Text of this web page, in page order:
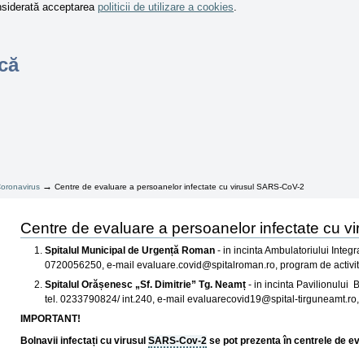
acceptarea politicii de utilizare a cookies.
→Centre de evaluare a persoanelor infectate cu virusul SARS-CoV-2
Centre de evaluare a persoanelor infectate cu
Spitalul Municipal de Urgență Roman - in incinta Ambulatoriului
0720056250, e-mail evaluare.covid@spitalroman.ro, program de
Spitalul Orășenesc „Sf. Dimitrie” Tg. Neamț - in incinta Pavilionului
tel. 0233790824/ int.240, e-mail evaluarecovid19@spital-
IMPORTANT!
Bolnavii infectați cu virusul SARS-Cov-2 se pot prezenta în centrele de